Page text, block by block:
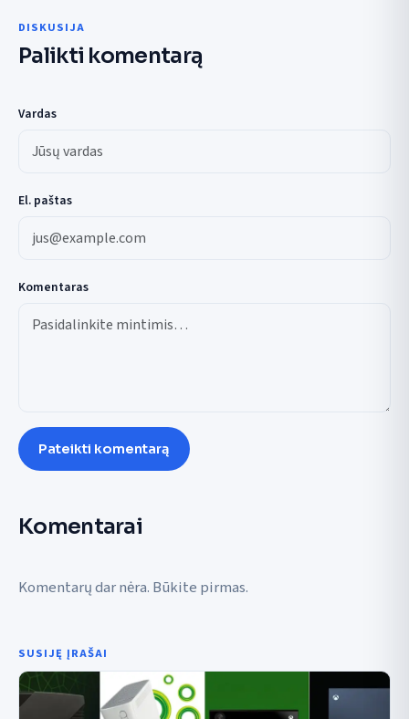
DISKUSIJA
Palikti komentarą
Vardas
El. paštas
Komentaras
Pateikti komentarą
Komentarai
Komentarų dar nėra. Būkite pirmas.
SUSIJĘ ĮRAŠAI